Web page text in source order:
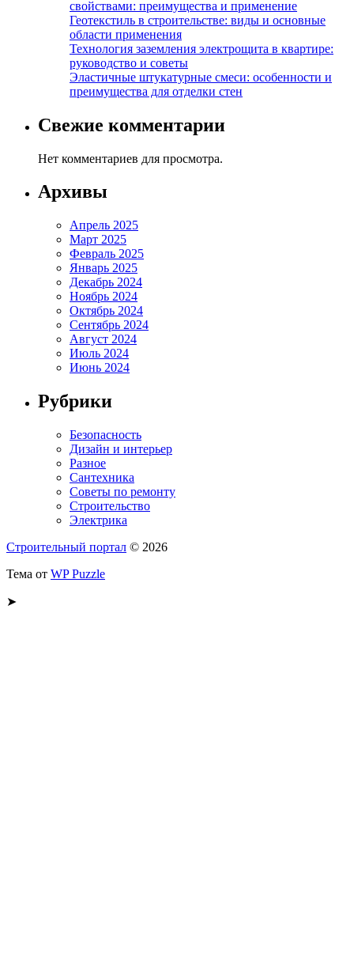
свойствами: преимущества и применение
Геотекстиль в строительстве: виды и основные
области применения
Технология заземления электрощита в квартире:
руководство и советы
Эластичные штукатурные смеси: особенности и
преимущества для отделки стен
Свежие комментарии
Нет комментариев для просмотра.
Архивы
Апрель 2025
Март 2025
Февраль 2025
Январь 2025
Декабрь 2024
Ноябрь 2024
Октябрь 2024
Сентябрь 2024
Август 2024
Июль 2024
Июнь 2024
Рубрики
Безопасность
Дизайн и интерьер
Разное
Сантехника
Советы по ремонту
Строительство
Электрика
Строительный портал © 2026
Тема от WP Puzzle
➤